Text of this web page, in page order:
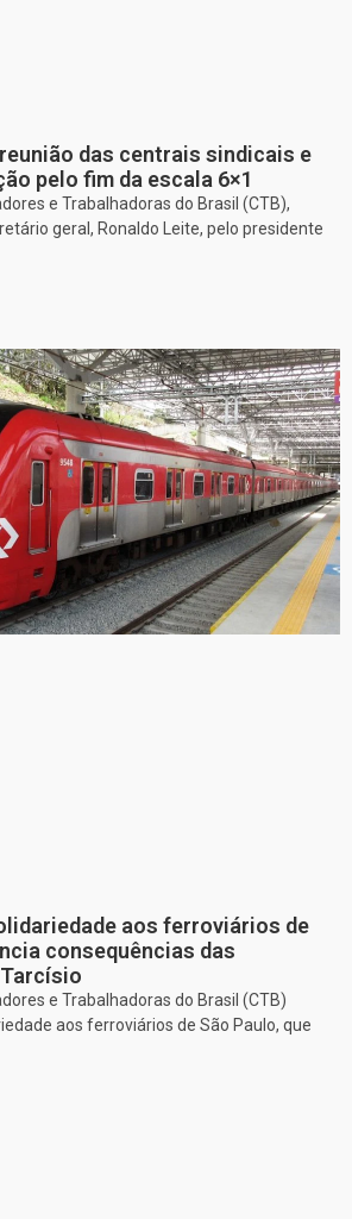
das centrais sindicais e
pelo fim da escala 6×1
e Trabalhadoras do Brasil (CTB),
geral, Ronaldo Leite, pelo presidente
aos ferroviários de
consequências das
e Trabalhadoras do Brasil (CTB)
aos ferroviários de São Paulo, que